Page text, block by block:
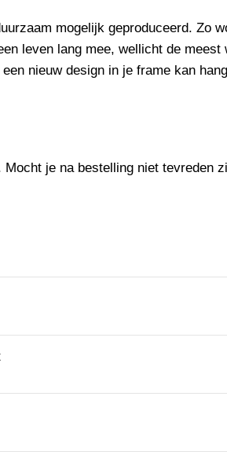
mogelijk geproduceerd. Zo
leven lang mee, wellicht de meest
nieuw design in je frame kan
je na bestelling niet tevreden